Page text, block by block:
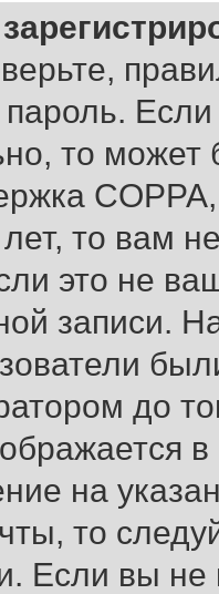
пароль.
то может
то вам
это не
записи.
до
на
то
Если вы